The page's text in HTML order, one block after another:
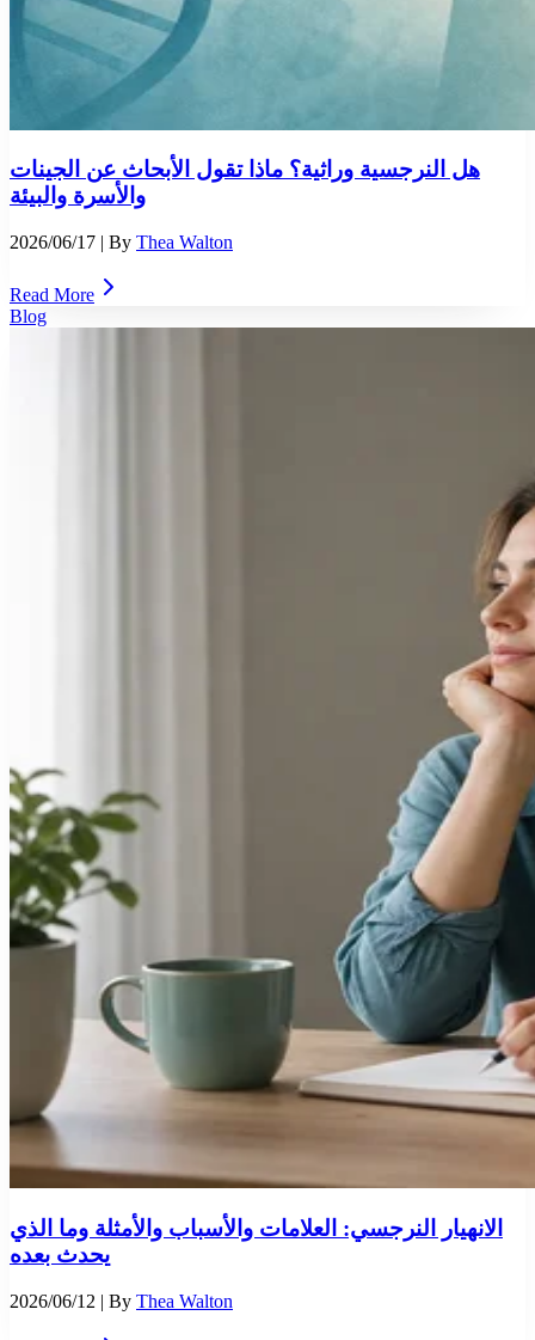
هل النرجسية وراثية؟ ماذا تقول الأبحاث عن الجينات
والأسرة والبيئة
2026/06/17 | By Thea Walton
Read More
Blog
الانهيار النرجسي: العلامات والأسباب والأمثلة وما الذي
يحدث بعده
2026/06/12 | By Thea Walton